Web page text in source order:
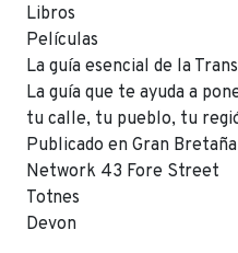
Libros
Películas
La guía esencial de la
La guía que te ayuda a
tu calle, tu pueblo, tu
Publicado en Gran
Network 43 Fore Street
Totnes
Devon